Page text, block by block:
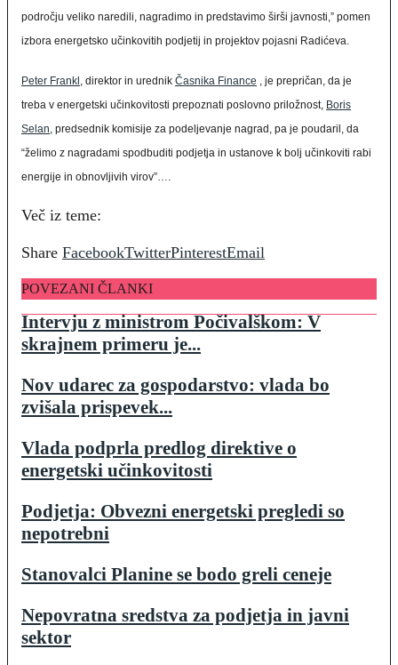
področju veliko naredili, nagradimo in predstavimo širši javnosti,” pomen
izbora energetsko učinkovitih podjetij in projektov pojasni Radićeva.
Peter Frankl , direktor in urednik Časnika Finance , je prepričan, da je
treba v energetski učinkovitosti prepoznati poslovno priložnost, Boris
Selan, predsednik komisije za podeljevanje nagrad, pa je poudaril, da
“želimo z nagradami spodbuditi podjetja in ustanove k bolj učinkoviti rabi
energije in obnovljivih virov”….
Več iz teme:
Share FacebookTwitterPinterestEmail
POVEZANI ČLANKI
Intervju z ministrom Počivalškom: V
skrajnem primeru je...
Nov udarec za gospodarstvo: vlada bo
zvišala prispevek...
Vlada podprla predlog direktive o
energetski učinkovitosti
Podjetja: Obvezni energetski pregledi so
nepotrebni
Stanovalci Planine se bodo greli ceneje
Nepovratna sredstva za podjetja in javni
sektor